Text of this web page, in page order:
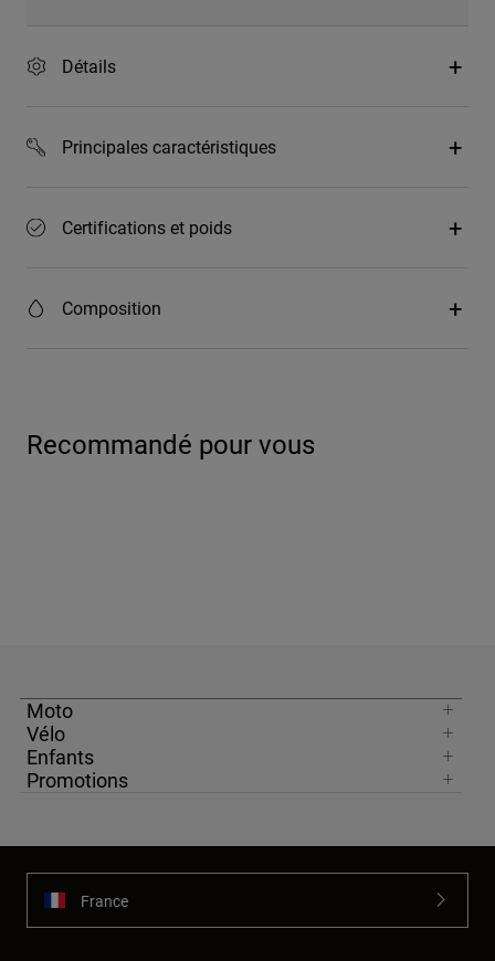
Détails
Principales caractéristiques
Certifications et poids
Composition
Recommandé pour vous
Moto
Vélo
Enfants
Promotions
France